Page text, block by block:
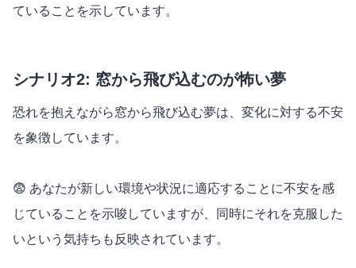
ていることを示しています。
シナリオ2: 窓から飛び込むのが怖い夢
恐れを抱えながら窓から飛び込む夢は、変化に対する不安
を象徴しています。
😨 あなたが新しい環境や状況に適応することに不安を感
じていることを示唆していますが、同時にそれを克服した
いという気持ちも反映されています。